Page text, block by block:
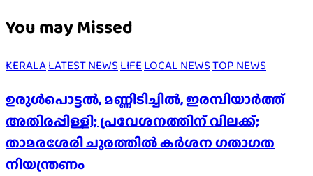
You may Missed
KERALALATEST NEWSLIFELOCAL NEWSTOP NEWS
ഉരുൾപൊട്ടൽ, മണ്ണിടിച്ചിൽ, ഇരമ്പിയാര്‍ത്ത്
അതിരപ്പിള്ളി; പ്രവേശനത്തിന് വിലക്ക്;
താമരശേരി ചുരത്തില്‍ കര്‍ശന ഗതാഗത
നിയന്ത്രണം